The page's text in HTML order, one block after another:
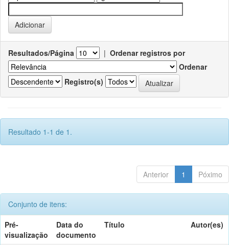
Resultados/Página | Ordenar registros por
Ordenar
Registro(s)
Resultado 1-1 de 1.
Anterior 1 Póximo
Conjunto de itens:
Pré-
visualização
Data do
documento
Título Autor(es)